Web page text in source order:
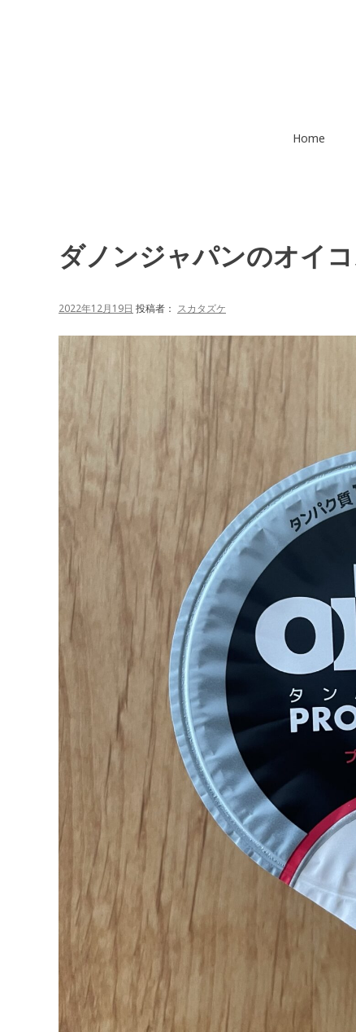
Home
ダノンジャパンのオイ
2022年12月19日 投稿者： スカタズケ